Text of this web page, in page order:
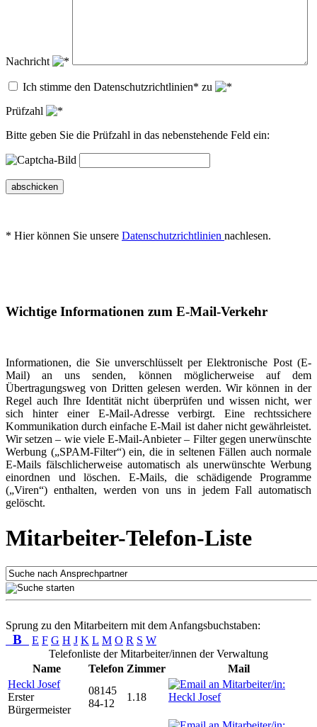
Nachricht
Ich stimme den Datenschutzrichtlinien* zu
Prüfzahl
Bitte geben Sie die Prüfzahl in das nebenstehende Feld ein:
abschicken
* Hier können Sie unsere Datenschutzrichtlinien nachlesen.
Wichtige Informationen zum E-Mail-Verkehr
Informationen, die Sie unverschlüsselt per Elektronische Post (E-
Mail) an uns senden, können möglicherweise auf dem
Übertragungsweg von Dritten gelesen werden. Wir können in der
Regel auch Ihre Identität nicht überprüfen und wissen nicht, wer
sich hinter einer E-Mail-Adresse verbirgt. Eine rechtssichere
Kommunikation durch einfache E-Mail ist daher nicht gewährleistet.
Wir setzen – wie viele E-Mail-Anbieter – Filter gegen unerwünschte
Werbung („SPAM-Filter“) ein, die in seltenen Fällen auch normale
E-Mails fälschlicherweise automatisch als unerwünschte Werbung
einordnen und löschen. E-Mails, die schädigende Programme
(„Viren“) enthalten, werden von uns in jedem Fall automatisch
gelöscht.
Mitarbeiter-Telefon-Liste
Sprung zu den Mitarbeitern mit dem Anfangsbuchstaben:
B E F G H J K L M O R S W
Telefonliste der Mitarbeiter/innen der Verwaltung
Name
Telefon Zimmer
Mail
Heckl Josef
Erster
Bürgermeister
08145
84-12
1.18